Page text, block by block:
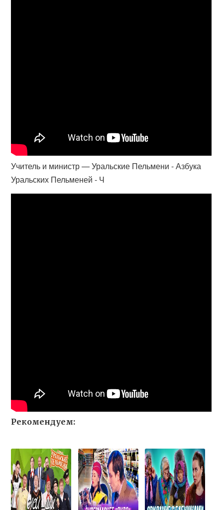
Учитель и министр — Уральские Пельмени - Азбука
Уральских Пельменей - Ч
Рекомендуем: